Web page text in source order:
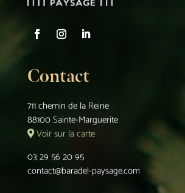
Contact
711 chemin de la Reine
88100 Sainte-Marguerite
Voir sur la carte
03 29 56 20 95
contact@baradel-paysage.com